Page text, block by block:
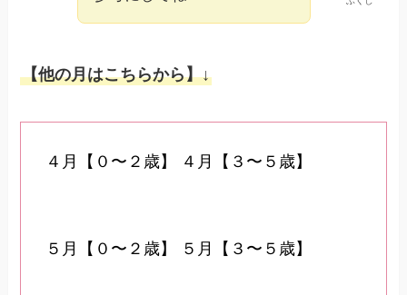
【他の月はこちらから】↓
４月【０〜２歳】 ４月【３〜５歳】
５月【０〜２歳】 ５月【３〜５歳】